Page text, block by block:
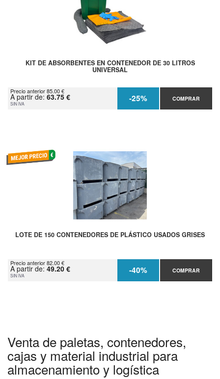
KIT DE ABSORBENTES EN CONTENEDOR DE 30 LITROS
UNIVERSAL
Precio anterior 85.00 €
A partir de: 63.75 €
SIN IVA -25% COMPRAR
LOTE DE 150 CONTENEDORES DE PLÁSTICO USADOS GRISES
Precio anterior 82.00 €
A partir de: 49.20 €
SIN IVA -40% COMPRAR
Venta de paletas, contenedores,
cajas y material industrial para
almacenamiento y logística